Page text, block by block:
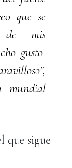
que se
mis
gusto
mundial
que sigue